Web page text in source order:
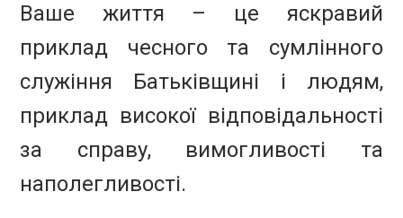
Ваше життя – це яскравий
приклад чесного та сумлінного
служіння Батьківщині і людям,
приклад високої відповідальності
за справу, вимогливості та
наполегливості.